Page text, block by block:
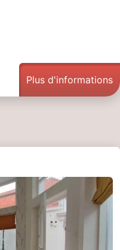
Plus d'informations